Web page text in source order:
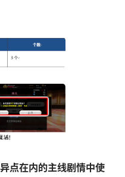
点在内的主线剧情中使